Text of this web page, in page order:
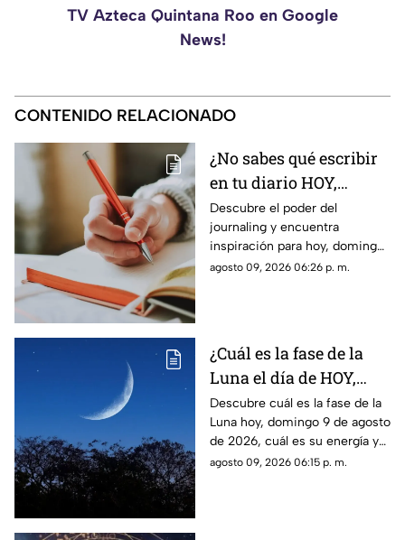
TV Azteca Quintana Roo en Google
News!
CONTENIDO RELACIONADO
¿No sabes qué escribir
en tu diario HOY,
domingo 9 de agosto de
2026? Usa este journal
prompt
Descubre el poder del
journaling y encuentra
inspiración para hoy, domingo
9 de agosto de 2026. Un
agosto 09, 2026 06:26 p. m.
¿Cuál es la fase de la
Luna el día de HOY,
domingo 9 de agosto de
2026? Así se verá el
astro durante la noche
Descubre cuál es la fase de la
Luna hoy, domingo 9 de agosto
de 2026, cuál es su energía y
cómo nos podría afectar.
agosto 09, 2026 06:15 p. m.